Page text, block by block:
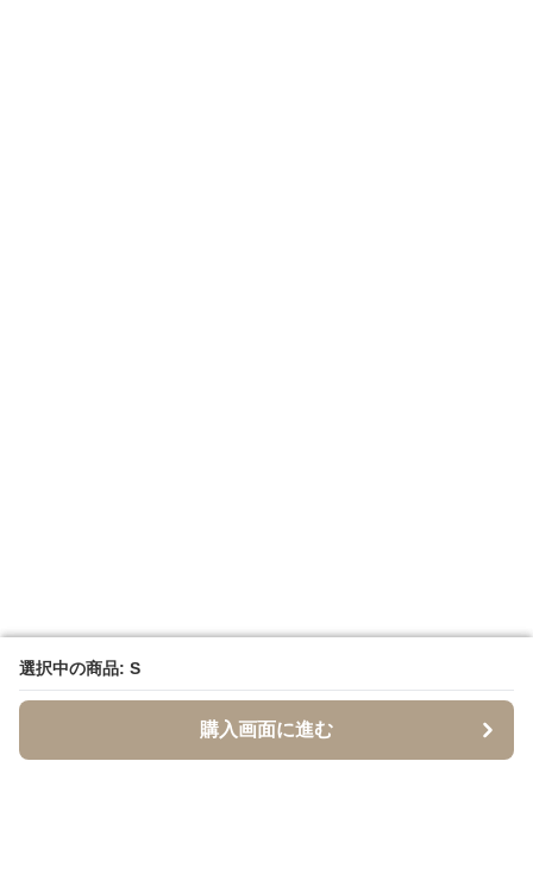
選択中の商品: S
購入画面に進む
選択中の商品: S
購入画面に進む